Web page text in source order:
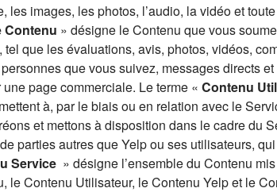
les images, les photos, l’audio, la vidéo et
Contenu » désigne le Contenu que vous
que les évaluations, avis, photos, vidéos,
que vous suivez, messages directs
page commerciale. Le terme « Contenu
à, par le biais ou en relation avec le
et mettons à disposition dans le cadre du
parties autres que Yelp ou ses utilisateurs,
Service » désigne l’ensemble du Contenu
le Contenu Utilisateur, le Contenu Yelp et le